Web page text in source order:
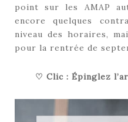
point sur les AMAP
encore quelques
niveau des horaires,
pour la rentrée de
♡ Clic : Épinglez